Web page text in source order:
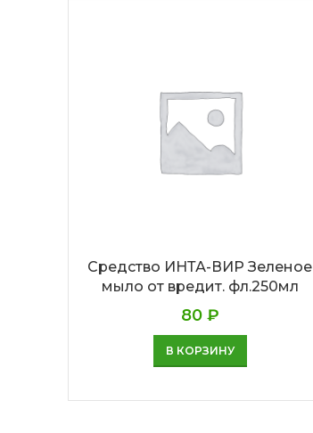
Средство ИНТА-ВИР Зеленое
мыло от вредит. фл.250мл
80 ₽
В КОРЗИНУ